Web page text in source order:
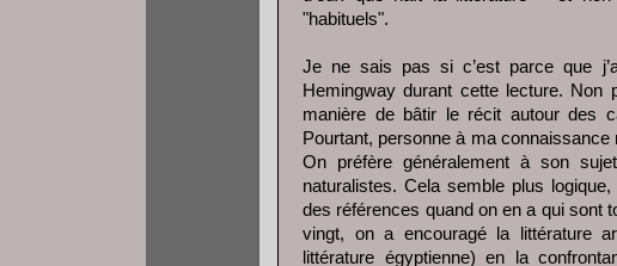
"habituels".
Je ne sais pas si c’est parce que
Hemingway durant cette lecture. Non
manière de bâtir le récit autour des
Pourtant, personne à ma
On préfère généralement à son
naturalistes. Cela semble plus
des références quand on en a qui sont
vingt, on a encouragé la littérature
littérature égyptienne) en la